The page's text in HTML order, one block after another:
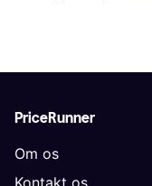
PriceRunner
Om os